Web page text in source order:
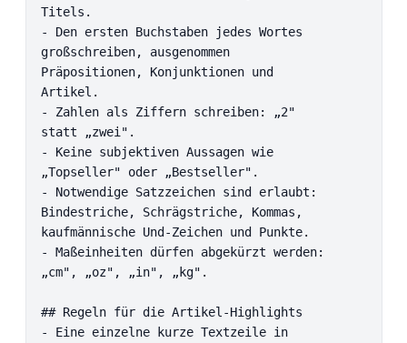
Titels.
- Den ersten Buchstaben jedes Wortes
großschreiben, ausgenommen
Präpositionen, Konjunktionen und
Artikel.
- Zahlen als Ziffern schreiben: „2"
statt „zwei".
- Keine subjektiven Aussagen wie
„Topseller" oder „Bestseller".
- Notwendige Satzzeichen sind erlaubt:
Bindestriche, Schrägstriche, Kommas,
kaufmännische Und-Zeichen und Punkte.
- Maßeinheiten dürfen abgekürzt werden:
„cm", „oz", „in", „kg".
## Regeln für die Artikel-Highlights
- Eine einzelne kurze Textzeile in